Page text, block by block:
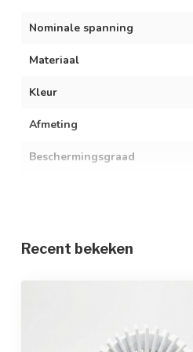
Nominale spanning
Materiaal
Kleur
Afmeting
Beschermingsgraad
Recent bekeken